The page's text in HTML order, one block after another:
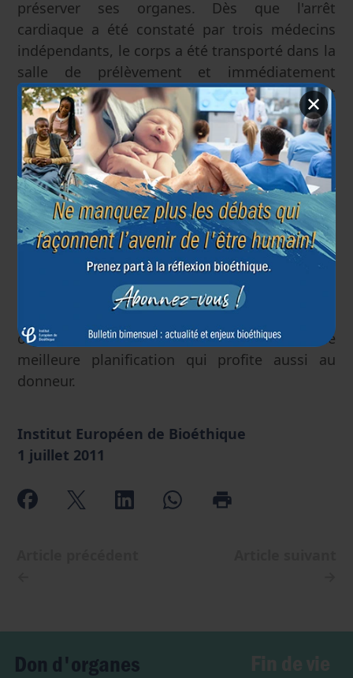
préserver ses organes. Dès que l'arrêt
cardiaque a été constaté par trois médecins
indépendants, le corps a été transporté dans la
salle de prélèvement et immédiatement
entubé pour garder les organes « vivants » et
éviter leur dégradation. Quatorze minutes se
sont écoulées entre le geste d'euthanasie et
l'opération de prélèvement des différents
organes. Les euthanasies ont été faites par une
équipe de médecins différente de celle
procédant aux prélèvements et
transplantations.
L'anonymat et les circonstances de la mort du
donneur ne sont pas connus du receveur.
Certains soulignent que le prélèvement des
organes après une euthanasie permet une
meilleure planification qui profite aussi au
donneur.
Institut Européen de Bioéthique
1 juillet 2011
✕
Don d'organes